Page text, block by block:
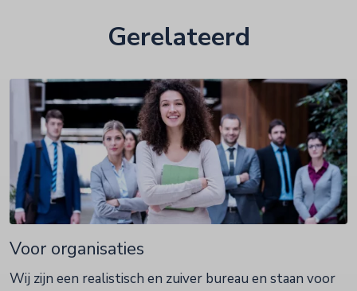
Gerelateerd
Voor organisaties
Wij zijn een realistisch en zuiver bureau en staan voor